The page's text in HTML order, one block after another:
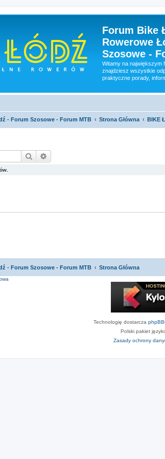
Forum Bike
Rowerowe
Szosowe -
Witamy na największym
znajdziesz wszystkie
praktyczne porady,
- Forum Szosowe - Forum MTB Strona Główna BIKE
Szukaj
- Forum Szosowe - Forum MTB Strona Główna
Technologię dostarcza phpBB
Polski pakiet
Zasady ochrony